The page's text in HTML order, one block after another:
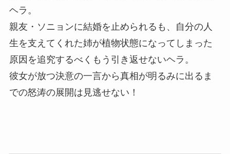
ヘラ。
親友・ソニョンに結婚を止められるも、自分の人
生を支えてくれた姉が植物状態になってしまった
原因を追究するべくもう引き返せないヘラ。
彼女が放つ決意の一言から真相が明るみに出るま
での怒涛の展開は見逃せない！